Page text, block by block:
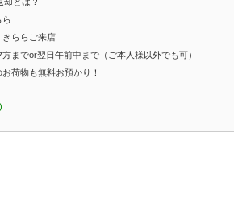
ららご来店
でor翌日午前中まで（ご本人様以外でも可）
物も無料お預かり！